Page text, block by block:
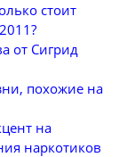
стоит
от Сигрид
похожие на
на
наркотиков